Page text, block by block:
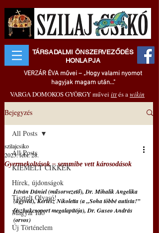
TÁRSADALMI ÖNSZERVEZŐDÉS
HONLAPJA
VERZÁR ÉVA művei – „Hogy valami nyomot
hagyjak magam után..."
VARGA DOMOKOS GYÖRGY művei ittés awikin
Bejegyzés
All Posts
KIEMELT CIKKEK
Hírek, újdonságok
Tisztelt Olvasó!
Magyar Idő
Új Történelem
All Posts
Gyermekoltások – semmibe vett károsodások
szilajcsiko
2025. febr. 28.
István Dániel (műsorvezető), Dr. Mihalik Angelika
(ügyvéd), Kertész Nikoletta (a „Soha többé autista!”
fészbukcsoport megalapítója), Dr. Guseo András
(orvos)